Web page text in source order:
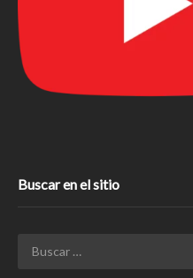
Buscar en el sitio